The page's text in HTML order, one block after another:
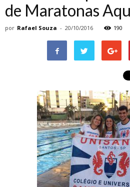
de Maratonas
por Rafael Souza - 20/10/2016 190